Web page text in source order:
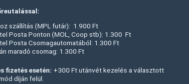
szállítás (MPL futár): 1.900 Ft
Posta Ponton (MOL, Coop stb): 1.300 Ft
Posta Csomagautomatából: 1.300 Ft
maradó csomag: 1.300 Ft
fizetés esetén: +300 Ft utánvét kezelés a választott
díján felül.